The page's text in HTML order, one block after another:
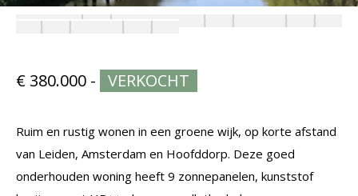
€ 380.000 -
Ruim en rustig wonen in een groene wijk, op korte afstand
van Leiden, Amsterdam en Hoofddorp. Deze goed
onderhouden woning heeft 9 zonnepanelen, kunststof